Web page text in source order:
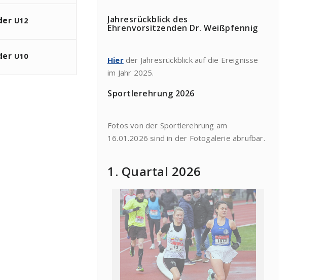
U12
U10
Jahresrückblick des
Ehrenvorsitzenden Dr. Weißpfennig
Hierder Jahresrückblick auf die Ereignisse
im Jahr 2025.
Sportlerehrung 2026
Fotos von der Sportlerehrung am
16.01.2026 sind in der Fotogalerie abrufbar.
1. Quartal 2026